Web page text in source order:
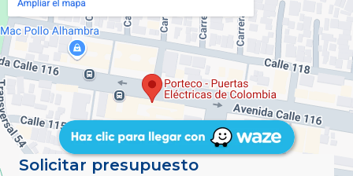
Solicitar presupuesto